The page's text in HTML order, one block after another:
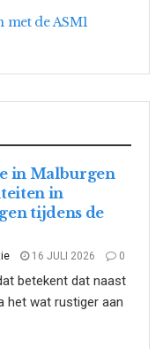
de ASM1
in Malburgen
in
tijdens de
16 JULI 2026 0
betekent dat naast
het wat rustiger aan